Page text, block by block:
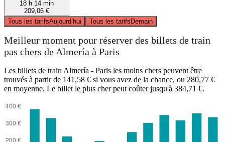
18 h 14 min
209,06 €
Tous les tarifsAujourd’hui Tous les tarifsDemain
Meilleur moment pour réserver des billets de train
pas chers de Almería à Paris
Les billets de train Almería - Paris les moins chers peuvent être
trouvés à partir de 141,58 € si vous avez de la chance, ou 280,77 €
en moyenne. Le billet le plus cher peut coûter jusqu'à 384,71 €.